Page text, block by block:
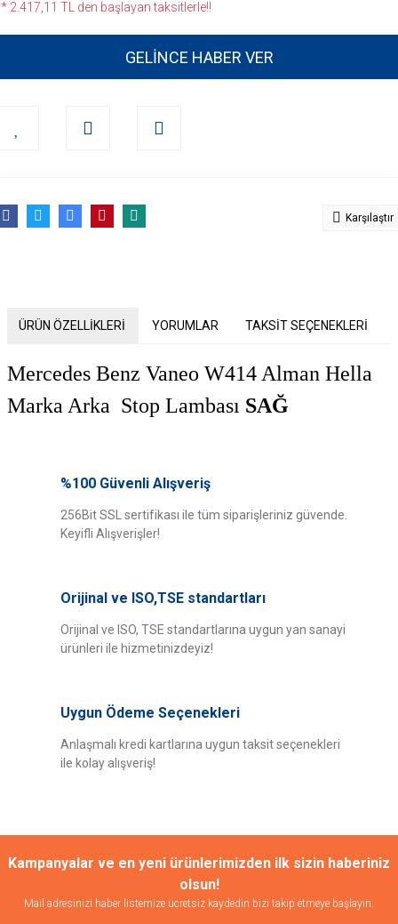
* 2.417,11 TL den başlayan taksitlerle!!
GELİNCE HABER VER
Karşılaştır
ÜRÜN ÖZELLİKLERİ YORUMLAR TAKSİT SEÇENEKLERİ
Mercedes Benz Vaneo W414 Alman Hella
Marka Arka Stop Lambası SAĞ
Bu ürüne ilk yorumu siz yapın!
yetersiz gördüğünüz noktaları öneri formunu kullanarak tarafımıza
iletebilirsiniz.
Görüş ve önerileriniz için teşekkür ederiz.
Ürün bilgilerinde hatalar bulunuyor.
Ürün fiyatı diğer sitelerden daha pahalı.
Bu ürüne benzer farklı alternatifler olmalı.
%100 Güvenli Alışveriş
256Bit SSL sertifikası ile tüm siparişleriniz güvende.
Keyifli Alışverişler!
Orijinal ve ISO,TSE standartları
Orijinal ve ISO, TSE standartlarına uygun yan sanayi
ürünleri ile hizmetinizdeyiz!
Uygun Ödeme Seçenekleri
Anlaşmalı kredi kartlarına uygun taksit seçenekleri
ile kolay alışveriş!
Kampanyalar ve en yeni ürünlerimizden ilk sizin haberiniz
olsun!
Mail adresinizi haber listemize ücretsiz kaydedin bizi takip etmeye başlayın.